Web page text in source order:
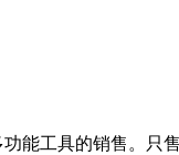
能工具的销售。